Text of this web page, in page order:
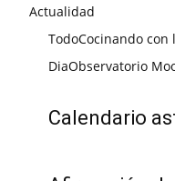
Actualidad
TodoCocinando con
DiaObservatorio
Calendario